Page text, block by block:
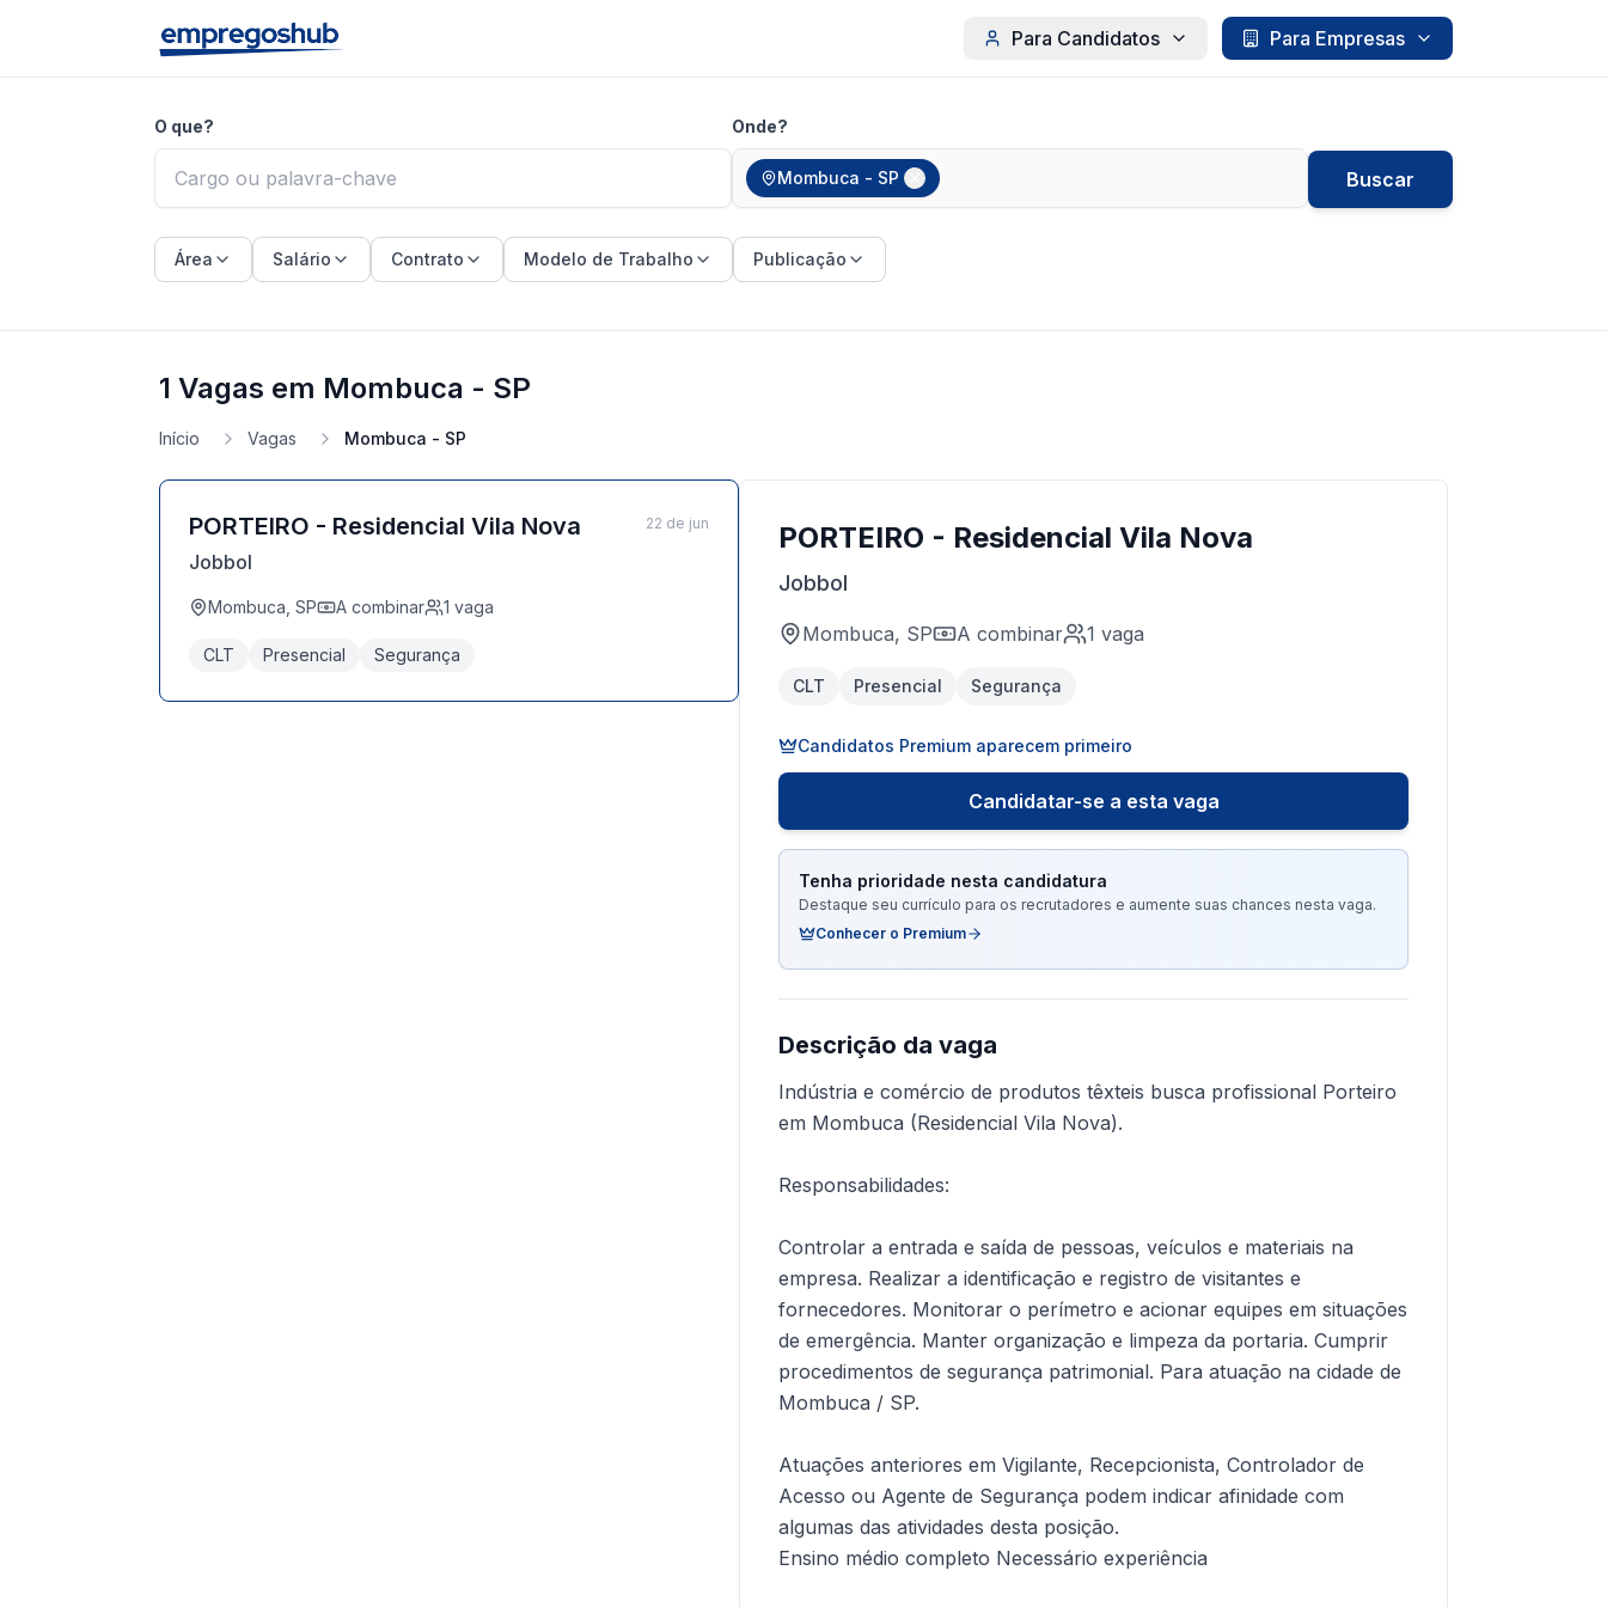
Para Candidatos Para Empresas
O que? Onde?
Mombuca - SP Buscar
Área Salário Contrato Modelo de Trabalho Publicação
1 Vagas em Mombuca - SP
Início Vagas Mombuca - SP
PORTEIRO - Residencial Vila Nova
Jobbol
Mombuca, SP A combinar 1 vaga
CLT Presencial Segurança
22 de jun PORTEIRO - Residencial Vila Nova
Jobbol
Mombuca, SP A combinar 1 vaga
CLT Presencial Segurança
Candidatos Premium aparecem primeiro
Candidatar-se a esta vaga
Tenha prioridade nesta candidatura
Destaque seu currículo para os recrutadores e aumente suas chances nesta vaga.
Conhecer o Premium
Descrição da vaga
Indústria e comércio de produtos têxteis busca profissional Porteiro
em Mombuca (Residencial Vila Nova).
Responsabilidades:
Controlar a entrada e saída de pessoas, veículos e materiais na
empresa. Realizar a identificação e registro de visitantes e
fornecedores. Monitorar o perímetro e acionar equipes em situações
de emergência. Manter organização e limpeza da portaria. Cumprir
procedimentos de segurança patrimonial. Para atuação na cidade de
Mombuca / SP.
Atuações anteriores em Vigilante, Recepcionista, Controlador de
Acesso ou Agente de Segurança podem indicar afinidade com
algumas das atividades desta posição.
Ensino médio completo Necessário experiência